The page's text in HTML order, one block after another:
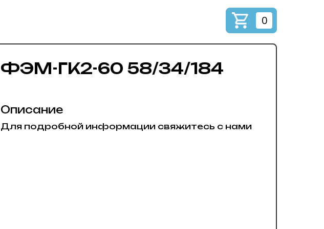
0
ФЭМ-ГК2-60 58/34/184
Описание
Для подробной информации свяжитесь с нами